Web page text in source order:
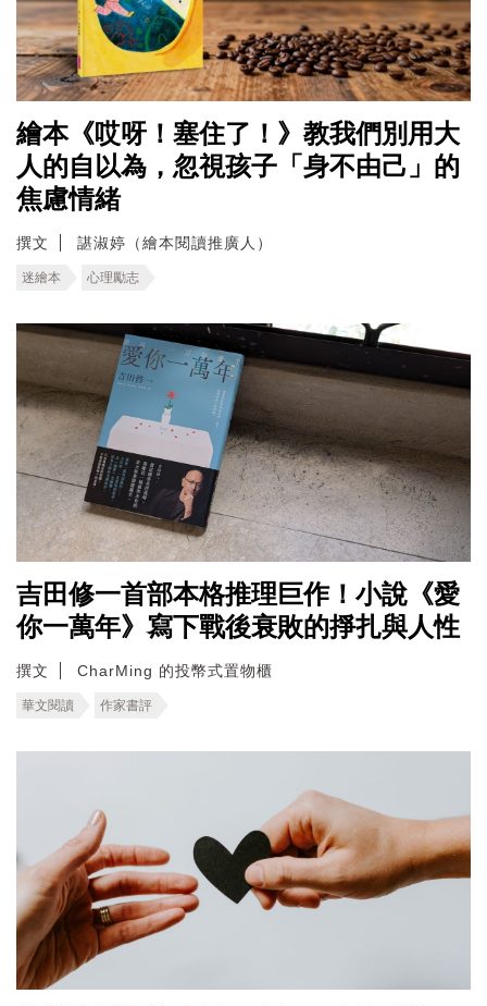
繪本《哎呀！塞住了！》教我們別用大
人的自以為，忽視孩子「身不由己」的
焦慮情緒
撰文 諶淑婷（繪本閱讀推廣人）
迷繪本 心理勵志
吉田修一首部本格推理巨作！小說《愛
你一萬年》寫下戰後衰敗的掙扎與人性
撰文 CharMing 的投幣式置物櫃
華文閱讀 作家書評